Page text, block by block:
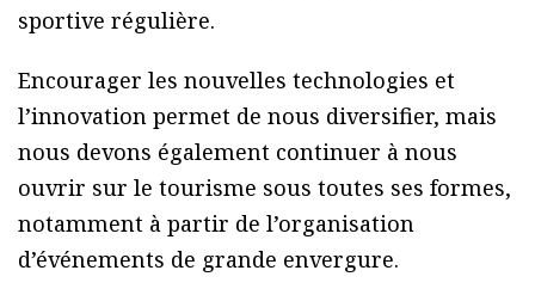
sportive régulière.
Encourager les nouvelles technologies et
l’innovation permet de nous diversifier, mais
nous devons également continuer à nous
ouvrir sur le tourisme sous toutes ses formes,
notamment à partir de l’organisation
d’événements de grande envergure.